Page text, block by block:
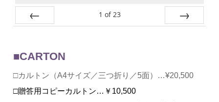
1 of 23
■CARTON
□カルトン（A4サイズ／三つ折り／5面）…¥20,500
□贈答用コピーカルトン…￥10,500